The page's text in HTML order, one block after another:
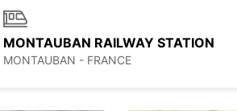
MONTAUBAN RAILWAY STATION
MONTAUBAN - FRANCE